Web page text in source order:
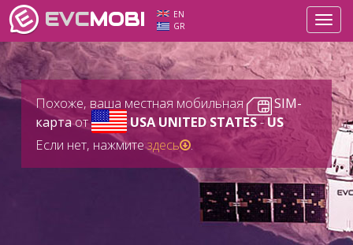
EVCMOBI
EN
GR
Похоже, ваша местная мобильная
SIM-
картаот USA UNITED STATES-US
Если нет, нажмитездесь .